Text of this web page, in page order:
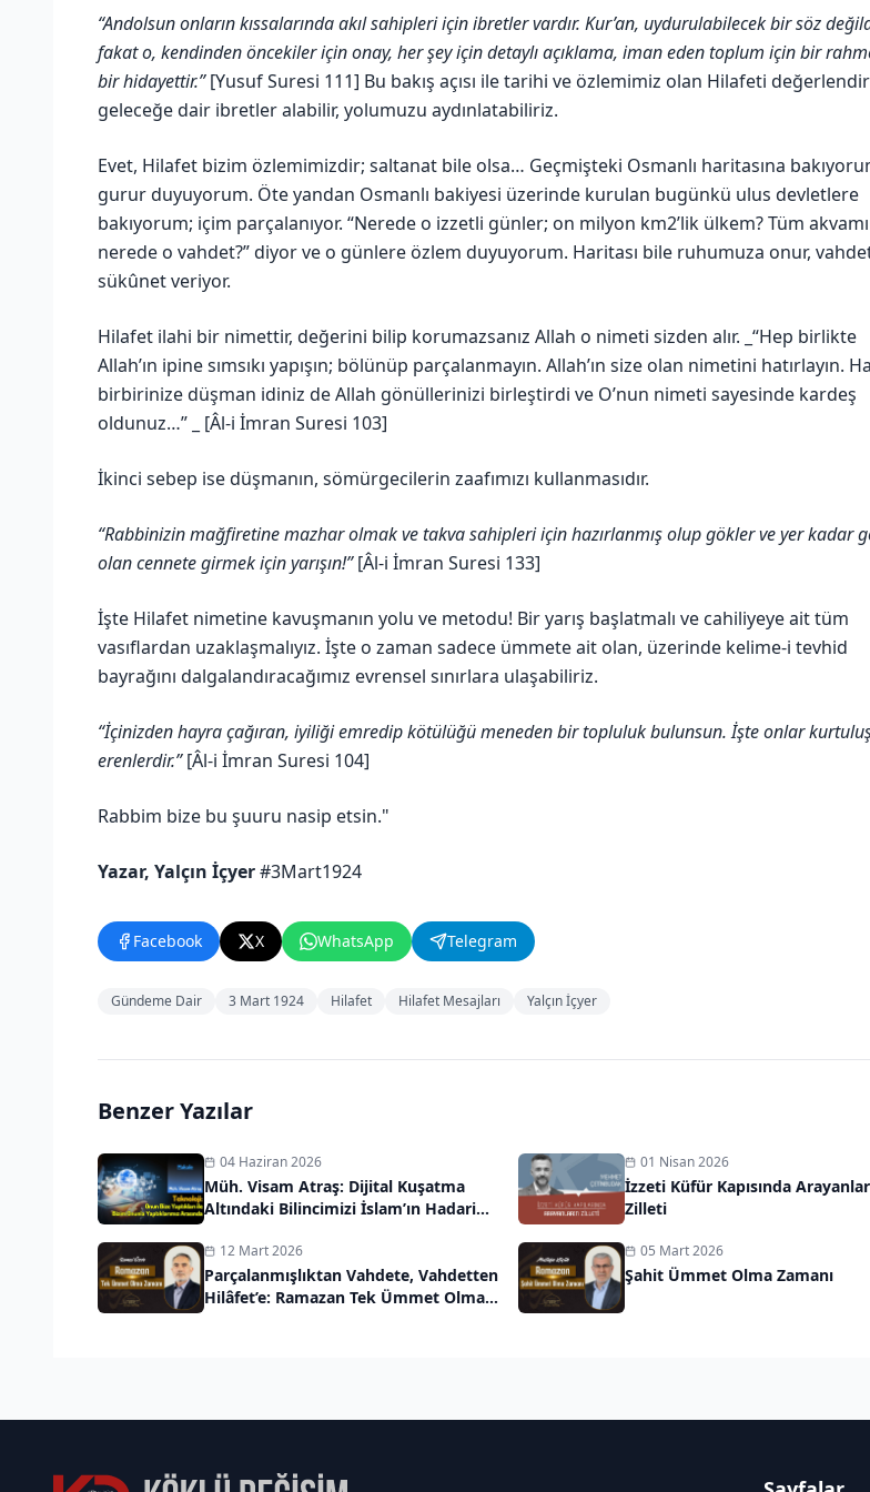
“Andolsun onların kıssalarında akıl sahipleri için ibretler vardır. Kur’an, uydurulabilecek bir söz
fakat o, kendinden öncekiler için onay, her şey için detaylı açıklama, iman eden toplum için bir
bir hidayettir.”[Yusuf Suresi 111] Bu bakış açısı ile tarihi ve özlemimiz olan Hilafeti
geleceğe dair ibretler alabilir, yolumuzu aydınlatabiliriz.
Evet, Hilafet bizim özlemimizdir; saltanat bile olsa… Geçmişteki Osmanlı haritasına
gurur duyuyorum. Öte yandan Osmanlı bakiyesi üzerinde kurulan bugünkü ulus devletlere
bakıyorum; içim parçalanıyor. “Nerede o izzetli günler; on milyon km2’lik ülkem? Tüm
nerede o vahdet?” diyor ve o günlere özlem duyuyorum. Haritası bile ruhumuza onur,
sükûnet veriyor.
Hilafet ilahi bir nimettir, değerini bilip korumazsanız Allah o nimeti sizden alır. _“Hep birlikte
Allah’ın ipine sımsıkı yapışın; bölünüp parçalanmayın. Allah’ın size olan nimetini hatırlayın.
birbirinize düşman idiniz de Allah gönüllerinizi birleştirdi ve O’nun nimeti sayesinde kardeş
oldunuz…” _ [Âl-i İmran Suresi 103]
İkinci sebep ise düşmanın, sömürgecilerin zaafımızı kullanmasıdır.
“Rabbinizin mağfiretine mazhar olmak ve takva sahipleri için hazırlanmış olup gökler ve yer kadar
olan cennete girmek için yarışın!”[Âl-i İmran Suresi 133]
İşte Hilafet nimetine kavuşmanın yolu ve metodu! Bir yarış başlatmalı ve cahiliyeye ait tüm
vasıflardan uzaklaşmalıyız. İşte o zaman sadece ümmete ait olan, üzerinde kelime-i tevhid
bayrağını dalgalandıracağımız evrensel sınırlara ulaşabiliriz.
“İçinizden hayra çağıran, iyiliği emredip kötülüğü meneden bir topluluk bulunsun. İşte onlar
erenlerdir.”[Âl-i İmran Suresi 104]
Rabbim bize bu şuuru nasip etsin."
Yazar, Yalçın İçyer#3Mart1924
Facebook X WhatsApp Telegram
Gündeme Dair 3 Mart 1924 Hilafet Hilafet Mesajları Yalçın İçyer
Benzer Yazılar
04 Haziran 2026
Müh. Visam Atraş: Dijital Kuşatma
Altındaki Bilincimizi İslam’ın Hadari
01 Nisan 2026
İzzeti Küfür Kapısında
Zilleti
12 Mart 2026
Parçalanmışlıktan Vahdete, Vahdetten
Hilâfet’e: Ramazan Tek Ümmet Olma
05 Mart 2026
Şahit Ümmet Olma Zamanı